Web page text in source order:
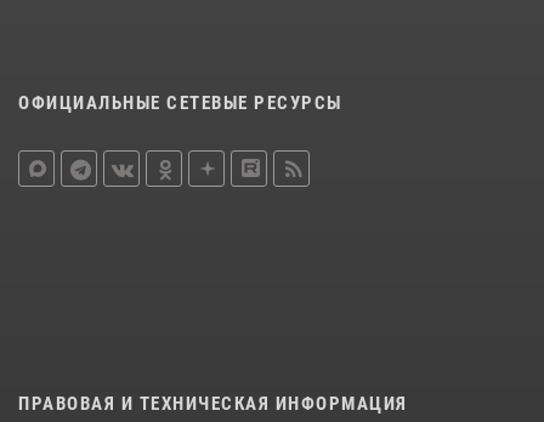
ОФИЦИАЛЬНЫЕ СЕТЕВЫЕ РЕСУРСЫ
ПРАВОВАЯ И ТЕХНИЧЕСКАЯ ИНФОРМАЦИЯ